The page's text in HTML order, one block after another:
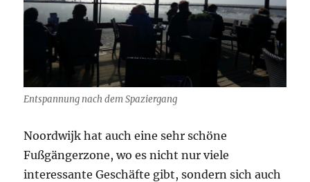
Entspannung nach dem Spaziergang
Noordwijk hat auch eine sehr schöne
Fußgängerzone, wo es nicht nur viele
interessante Geschäfte gibt, sondern sich auch